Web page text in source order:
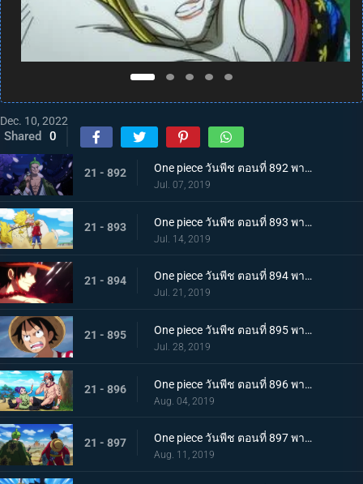
Dec. 10, 2022
Shared 0
21 - 892 One piece วันพีช ตอนที่ 892 พากย์ไทย แคว้นวาโนะคุนิ! สู่แคว้นแห่งซามูไร
Jul. 07, 2019
21 - 893 One piece วันพีช ตอนที่ 893 พากย์ไทย โอทามะปรากฏตัว ลูฟี่ vs ทหารไคโด!
Jul. 14, 2019
21 - 894 One piece วันพีช ตอนที่ 894 พากย์ไทย จะต้องมาแน่ๆ ตำนานเอสที่แคว้นวาโนะ!
Jul. 21, 2019
21 - 895 One piece วันพีช ตอนที่ 895 พากย์ไทย ตอนพิเศษ! นักล่าค่าหัวสุดแกร่ง ซีดอล
Jul. 28, 2019
21 - 896 One piece วันพีช ตอนที่ 896 พากย์ไทย ตอนพิเศษ! ศึกตัดสินระหว่างลูฟี่และเจ้าแห่งแก๊ส
Aug. 04, 2019
21 - 897 One piece วันพีช ตอนที่ 897 พากย์ไทย ช่วยโอทามะ หมวกฟางทะลวงฝ่าทุ่งรกร้าง!
Aug. 11, 2019